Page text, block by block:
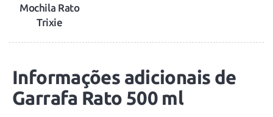
Mochila Rato
Trixie
Informações adicionais de
Garrafa Rato 500 ml